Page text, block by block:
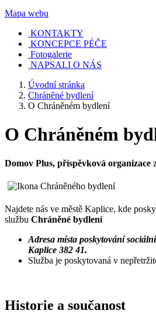
Mapa webu
KONTAKTY
KONCEPCE PÉČE
Fotogalerie
NAPSALI O NÁS
Úvodní stránka
Chráněné bydlení
O Chráněném bydlení
O Chráněném
Domov Plus, příspěvková organizace
Najdete nás ve městě Kaplice, kde
službu Chráněné bydlení
Adresa místa poskytování
Kaplice 382 41.
Služba je poskytovaná v
Historie a součanost